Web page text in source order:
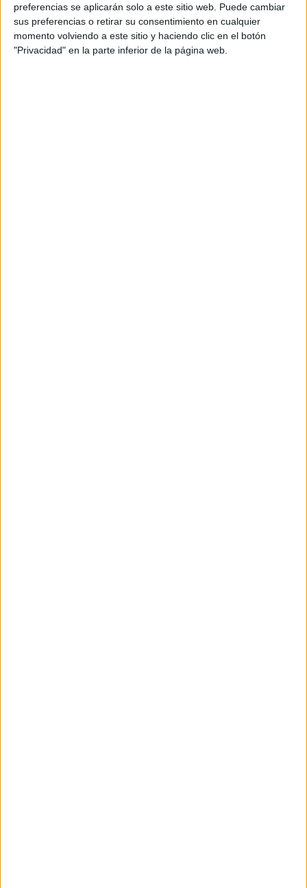
preferencias se aplicarán solo a este sitio web. Puede cambiar
sus preferencias o retirar su consentimiento en cualquier
momento volviendo a este sitio y haciendo clic en el botón
"Privacidad" en la parte inferior de la página web.
Creative: Daniel Bailey
Creative: Brad Woolf